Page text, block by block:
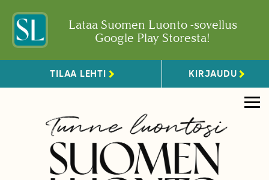
Lataa Suomen Luonto -sovellus
Google Play Storesta!
TILAA LEHTI KIRJAUDU